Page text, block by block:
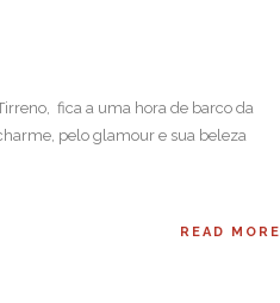
fica a uma hora de barco da
pelo glamour e sua beleza
READ MORE